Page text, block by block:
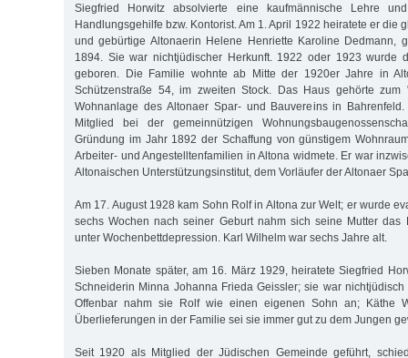
Siegfried Horwitz absolvierte eine kaufmännische Lehre
Handlungsgehilfe bzw. Kontorist. Am 1. April 1922 heiratete er die
und gebürtige Altonaerin Helene Henriette Karoline Dedmann,
1894. Sie war nichtjüdischer Herkunft. 1922 oder 1923 wurde
geboren. Die Familie wohnte ab Mitte der 1920er Jahre in
Schützenstraße 54, im zweiten Stock. Das Haus gehörte zum
Wohnanlage des Altonaer Spar- und Bauvereins in
Mitglied bei der gemeinnützigen
Gründung im Jahr 1892 der Schaffung von günstigem
Arbeiter- und Angestelltenfamilien in Altona widmete. Er war
Altonaischen Unterstützungsinstitut, dem Vorläufer der Altonaer
Am 17. August 1928 kam Sohn Rolf in Altona zur Welt; er wurde
sechs Wochen nach seiner Geburt nahm sich seine Mutter das
unter Wochenbettdepression. Karl Wilhelm war sechs Jahre alt.
Sieben Monate später, am 16. März 1929, heiratete Siegfried
Schneiderin Minna Johanna Frieda Geissler; sie war
Offenbar nahm sie Rolf wie einen eigenen Sohn an; Käthe
Überlieferungen in der Familie sei sie immer gut zu dem Jungen
Seit 1920 als Mitglied der Jüdischen Gemeinde geführt,